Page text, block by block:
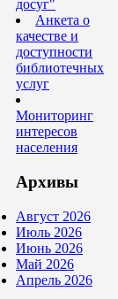
досуг"
Анкета о
качестве и
доступности
библиотечных
услуг
Мониторинг
интересов
населения
Архивы
Август 2026
Июль 2026
Июнь 2026
Май 2026
Апрель 2026